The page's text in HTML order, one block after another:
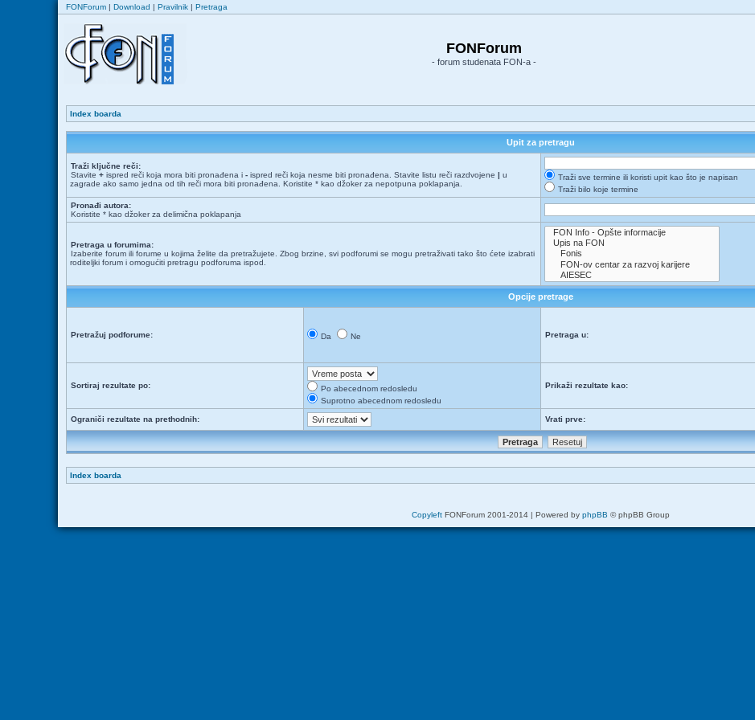
FONForum | Download | Pravilnik | Pretraga
FONForum
- forum studenata FON-a -
Index boarda
Upit za pretragu
Traži ključne reči:
Stavite + ispred reči koja mora biti pronađena i - ispred reči koja nesme biti pronađena. Stavite listu reči razdvojene | u
zagrade ako samo jedna od tih reči mora biti pronađena. Koristite * kao džoker za nepotpuna poklapanja.
Traži sve termine ili koristi upit kao što je napisan
Traži bilo koje termine
Pronađi autora:
Koristite * kao džoker za delimična poklapanja
Pretraga u forumima:
Izaberite forum ili forume u kojima želite da pretražujete. Zbog brzine, svi podforumi se mogu pretraživati tako što ćete izabrati
roditeljki forum i omogućiti pretragu podforuma ispod.
Opcije pretrage
Pretražuj podforume: Da Ne Pretraga u:
Sortiraj rezultate po:
Po abecednom redosledu
Suprotno abecednom redosledu
Prikaži rezultate kao:
Ograniči rezultate na prethodnih: Vrati prve:
Index boarda
CopyleftFONForum 2001-2014 | Powered by phpBB © phpBB Group